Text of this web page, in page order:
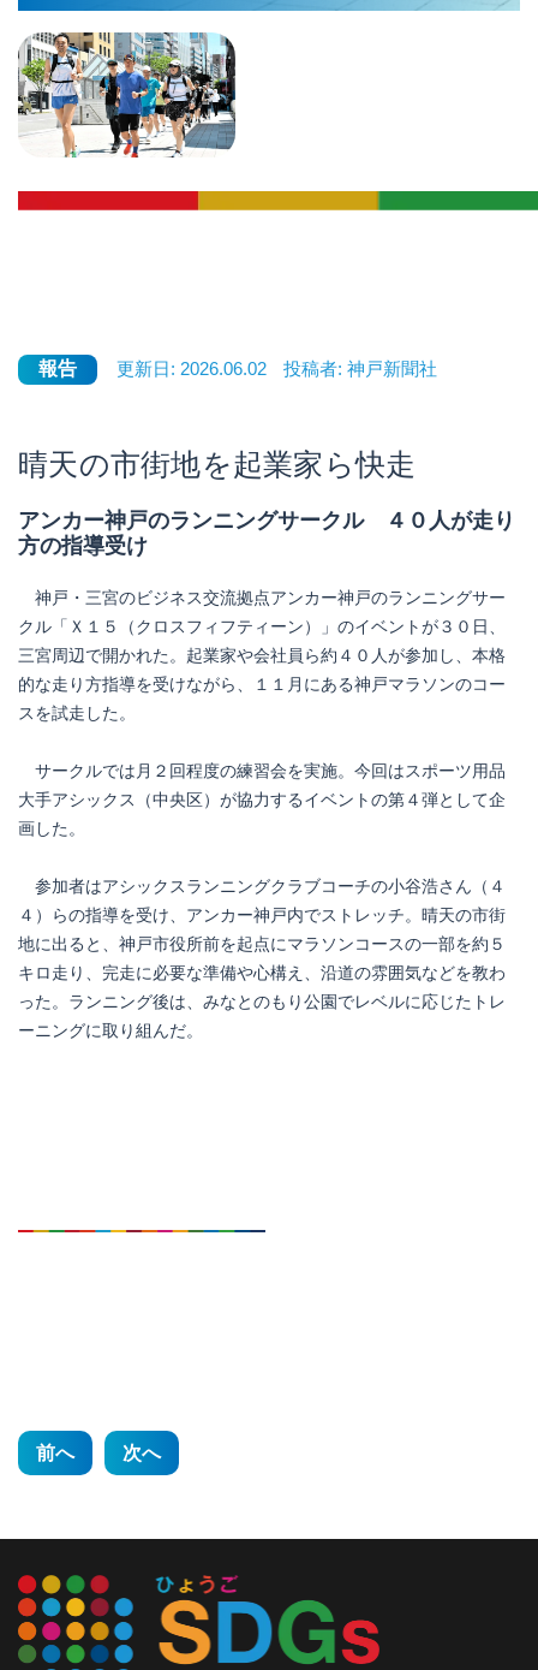
報告 更新日: 2026.06.02 投稿者: 神戸新聞社
晴天の市街地を起業家ら快走
アンカー神戸のランニングサークル ４０人が走り
方の指導受け
神戸・三宮のビジネス交流拠点アンカー神戸のランニングサー
クル「Ｘ１５（クロスフィフティーン）」のイベントが３０日、
三宮周辺で開かれた。起業家や会社員ら約４０人が参加し、本格
的な走り方指導を受けながら、１１月にある神戸マラソンのコー
スを試走した。
サークルでは月２回程度の練習会を実施。今回はスポーツ用品
大手アシックス（中央区）が協力するイベントの第４弾として企
画した。
参加者はアシックスランニングクラブコーチの小谷浩さん（４
４）らの指導を受け、アンカー神戸内でストレッチ。晴天の市街
地に出ると、神戸市役所前を起点にマラソンコースの一部を約５
キロ走り、完走に必要な準備や心構え、沿道の雰囲気などを教わ
った。ランニング後は、みなとのもり公園でレベルに応じたトレ
ーニングに取り組んだ。
投
ナ
ビ
ゲ
ー
前へ 次へ